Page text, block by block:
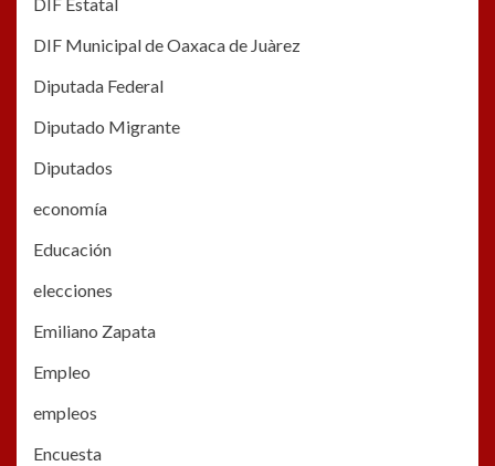
DIF Municipal de Oaxaca de Juàrez
Diputada Federal
Diputado Migrante
Diputados
economía
Educación
elecciones
Emiliano Zapata
Empleo
empleos
Encuesta